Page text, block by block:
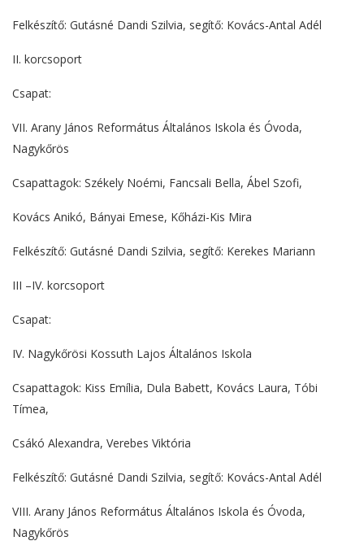
Felkészítő: Gutásné Dandi Szilvia, segítő: Kovács-Antal Adél
II. korcsoport
Csapat:
VII. Arany János Református Általános Iskola és Óvoda,
Nagykőrös
Csapattagok: Székely Noémi, Fancsali Bella, Ábel Szofi,
Kovács Anikó, Bányai Emese, Kőházi-Kis Mira
Felkészítő: Gutásné Dandi Szilvia, segítő: Kerekes Mariann
III –IV. korcsoport
Csapat:
IV. Nagykőrösi Kossuth Lajos Általános Iskola
Csapattagok: Kiss Emília, Dula Babett, Kovács Laura, Tóbi
Tímea,
Csákó Alexandra, Verebes Viktória
Felkészítő: Gutásné Dandi Szilvia, segítő: Kovács-Antal Adél
VIII. Arany János Református Általános Iskola és Óvoda,
Nagykőrös